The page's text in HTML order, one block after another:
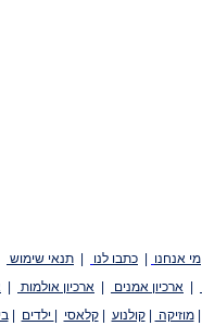
מי אנחנו כתבו לנו תנאי שימוש
ארכיון אמנים ארכיון אולמות
|מוזיקה |קולנוע |קלאסי ילדים |